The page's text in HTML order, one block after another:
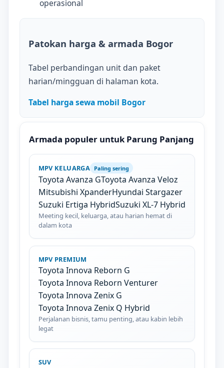
operasional
Patokan harga & armada Bogor
Tabel perbandingan unit dan paket
harian/mingguan di halaman kota.
Tabel harga sewa mobil Bogor
Armada populer untuk Parung Panjang
MPV KELUARGA Paling sering
Toyota Avanza GToyota Avanza Veloz
Mitsubishi XpanderHyundai Stargazer
Suzuki Ertiga HybridSuzuki XL-7 Hybrid
Meeting kecil, keluarga, atau harian hemat di
dalam kota
MPV PREMIUM
Toyota Innova Reborn G
Toyota Innova Reborn Venturer
Toyota Innova Zenix G
Toyota Innova Zenix Q Hybrid
Perjalanan bisnis, tamu penting, atau kabin lebih
legat
SUV